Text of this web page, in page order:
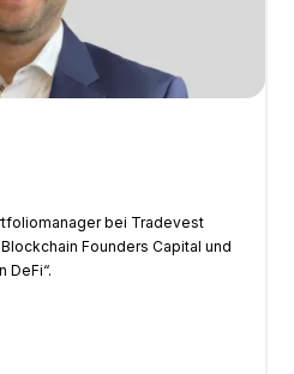
bei Tradevest
Founders Capital und
DeFi“.